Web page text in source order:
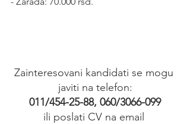
Zainteresovani kandidati se mogu
javiti na telefon:
011/454-25-88, 060/3066-099
ili poslati CV na email